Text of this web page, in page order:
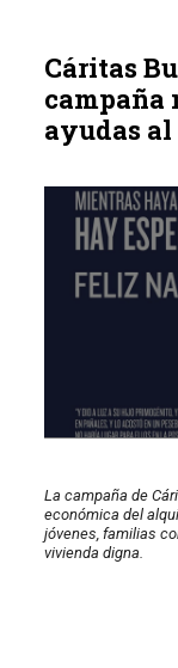
Cáritas
campaña
ayudas
La campaña de
económica del
jóvenes, familias
vivienda digna.